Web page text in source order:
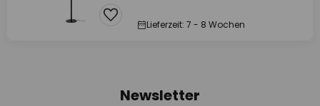
Lieferzeit: 7 - 8 Wochen
Newsletter